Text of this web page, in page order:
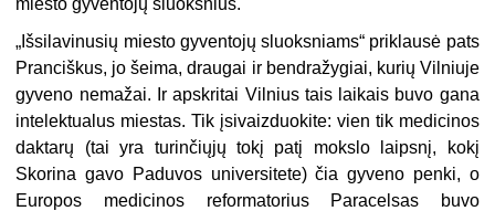
„Išsilavinusių miesto gyventojų sluoksniams“ priklausė pats
Pranciškus, jo šeima, draugai ir bendražygiai, kurių Vilniuje
gyveno nemažai. Ir apskritai Vilnius tais laikais buvo gana
intelektualus miestas. Tik įsivaizduokite: vien tik medicinos
daktarų (tai yra turinčiųjų tokį patį mokslo laipsnį, kokį
Skorina gavo Paduvos universitete) čia gyveno penki, o
Europos medicinos reformatorius Paracelsas buvo